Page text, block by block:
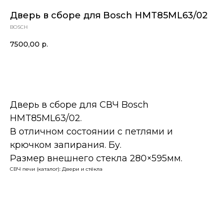
Дверь в сборе для Bosch HMT85ML63/02
BOSCH
7500,00 р.
Дверь в сборе для СВЧ Bosch
HMT85ML63/02.
В отличном состоянии с петлями и
крючком запирания. Бу.
Размер внешнего стекла 280×595мм.
СВЧ печи (каталог): Двери и стёкла